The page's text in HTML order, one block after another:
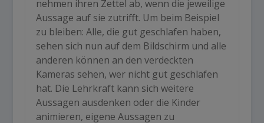
nehmen ihren Zettel ab, wenn die jeweilige
Aussage auf sie zutrifft. Um beim Beispiel
zu bleiben: Alle, die gut geschlafen haben,
sehen sich nun auf dem Bildschirm und alle
anderen können an den verdeckten
Kameras sehen, wer nicht gut geschlafen
hat. Die Lehrkraft kann sich weitere
Aussagen ausdenken oder die Kinder
animieren, eigene Aussagen zu